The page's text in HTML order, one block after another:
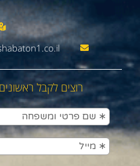
רוצים לקבל